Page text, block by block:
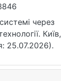
через
Київ,
25.07.2026).